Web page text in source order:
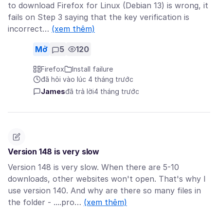
to download Firefox for Linux (Debian 13) is wrong, it
fails on Step 3 saying that the key verification is
incorrect… (xem thêm)
Mở 5 120
Firefox
Install failure
đã hỏi vào lúc 4 tháng trước
Jamesđã trả lời4 tháng trước
Version 148 is very slow
Version 148 is very slow. When there are 5-10
downloads, other websites won't open. That's why I
use version 140. And why are there so many files in
the folder - ....pro… (xem thêm)